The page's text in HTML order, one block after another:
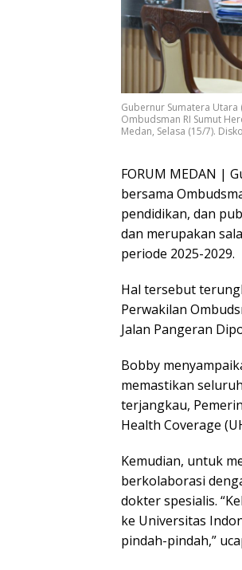
Gubernur Sumatera
Ombudsman RI Sumut
Medan, Selasa (15/7).
FORUM MEDAN |
bersama
pendidikan, dan
dan merupakan
periode 2025-2029.
Hal tersebut
Perwakilan
Jalan Pangeran
Bobby
memastikan
terjangkau,
Health Coverage
Kemudian, untuk
berkolaborasi
dokter spesialis.
ke Universitas
pindah-pindah,”